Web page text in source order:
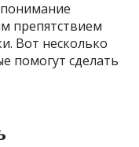
препятствием
Вот несколько
помогут сделать